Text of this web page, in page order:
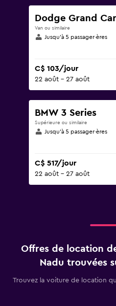
Dodge Grand
Van ou similaire
Jusqu’à 5 passager·ères
C$ 103/jour
22 août - 27 août
BMW 3 Series
Supérieure ou similaire
Jusqu’à 5 passager·ères
C$ 517/jour
22 août - 27 août
Offres de location
Nadu trouvées
Trouvez la voiture de location